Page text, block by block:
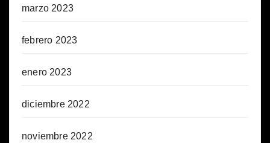
marzo 2023
febrero 2023
enero 2023
diciembre 2022
noviembre 2022